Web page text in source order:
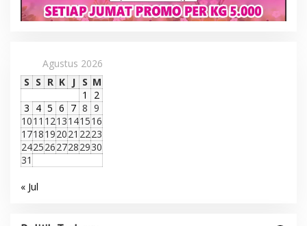
Agustus 2026
S S R K J S M
1
2
3 4 5 6 7 8 9
1011 1213141516
1718192021 2223
24252627282930
31
« Jul